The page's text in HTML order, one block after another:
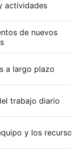
actividades
de nuevos
a largo plazo
trabajo diario
y los